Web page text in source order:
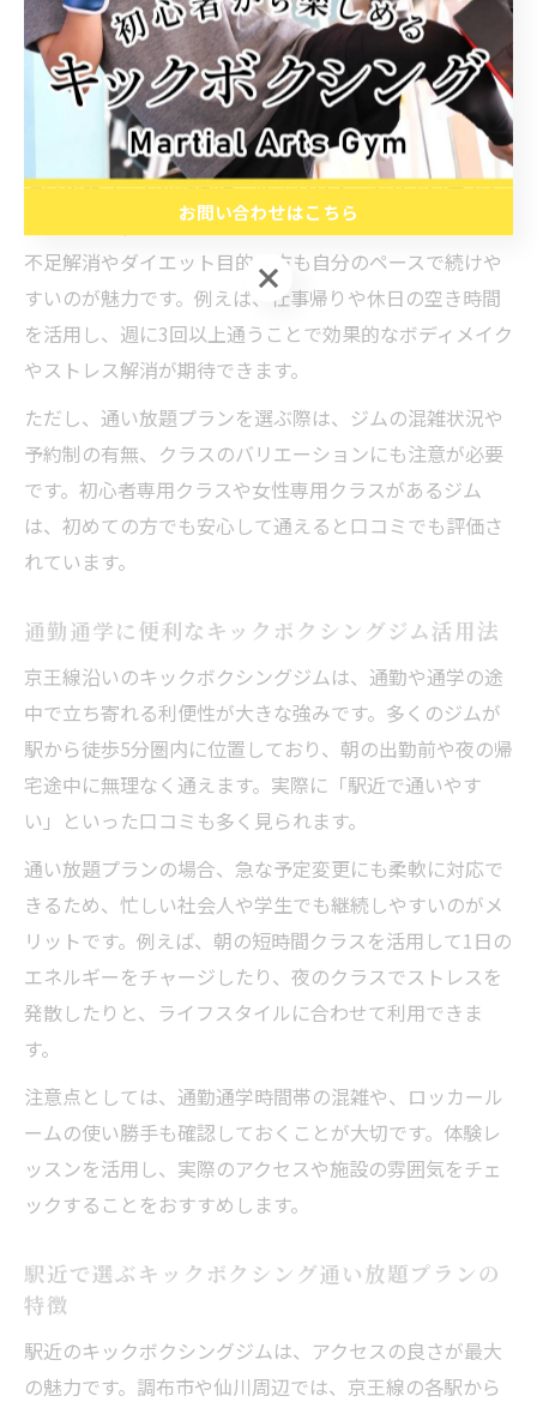
しやすい立地や、24時間営業のジムなど、多忙な社会人
や学生にも通いやすい環境が整っています。料金体系は
月額制が主流で、平均的な月謝は1万円台から2万円台が
一般的です。
通い放題プランの特徴は、好きなタイミングで何度でも
レッスンに参加できる点にあります。これにより、運動
不足解消やダイエット目的の方も自分のペースで続けや
すいのが魅力です。例えば、仕事帰りや休日の空き時間
を活用し、週に3回以上通うことで効果的なボディメイク
やストレス解消が期待できます。
ただし、通い放題プランを選ぶ際は、ジムの混雑状況や
予約制の有無、クラスのバリエーションにも注意が必要
です。初心者専用クラスや女性専用クラスがあるジム
は、初めての方でも安心して通えると口コミでも評価さ
れています。
通勤通学に便利なキックボクシングジム活用法
京王線沿いのキックボクシングジムは、通勤や通学の途
中で立ち寄れる利便性が大きな強みです。多くのジムが
駅から徒歩5分圏内に位置しており、朝の出勤前や夜の帰
宅途中に無理なく通えます。実際に「駅近で通いやす
い」といった口コミも多く見られます。
通い放題プランの場合、急な予定変更にも柔軟に対応で
きるため、忙しい社会人や学生でも継続しやすいのがメ
リットです。例えば、朝の短時間クラスを活用して1日の
エネルギーをチャージしたり、夜のクラスでストレスを
発散したりと、ライフスタイルに合わせて利用できま
す。
注意点としては、通勤通学時間帯の混雑や、ロッカール
ームの使い勝手も確認しておくことが大切です。体験レ
ッスンを活用し、実際のアクセスや施設の雰囲気をチェ
ックすることをおすすめします。
駅近で選ぶキックボクシング通い放題プランの
特徴
駅近のキックボクシングジムは、アクセスの良さが最大
の魅力です。調布市や仙川周辺では、京王線の各駅から
お問い合わせはこちら
お問い合わせはこちら